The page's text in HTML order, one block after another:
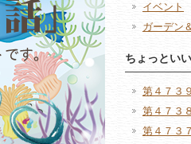
イベント
ガーデン
ちょっとい
第４７３
第４７３
第４７３